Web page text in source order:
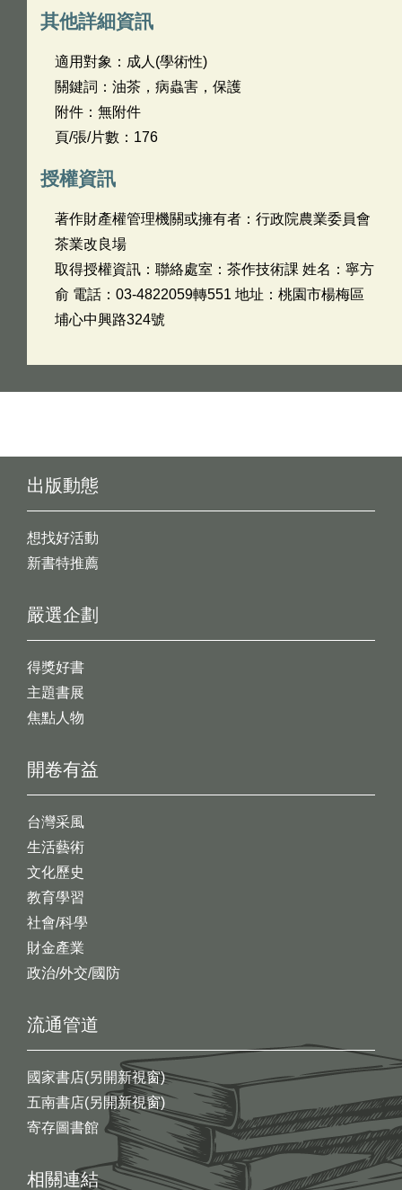
其他詳細資訊
適用對象：成人(學術性)
關鍵詞：油茶，病蟲害，保護
附件：無附件
頁/張/片數：176
授權資訊
著作財產權管理機關或擁有者：行政院農業委員會
茶業改良場
取得授權資訊：聯絡處室：茶作技術課 姓名：寧方
俞 電話：03-4822059轉551 地址：桃園市楊梅區
埔心中興路324號
出版動態
想找好活動
新書特推薦
開卷有益
台灣采風
生活藝術
文化歷史
教育學習
社會/科學
財金產業
政治/外交/國防
嚴選企劃
得獎好書
主題書展
焦點人物
流通管道
國家書店(另開新視窗)
五南書店(另開新視窗)
寄存圖書館
相關連結